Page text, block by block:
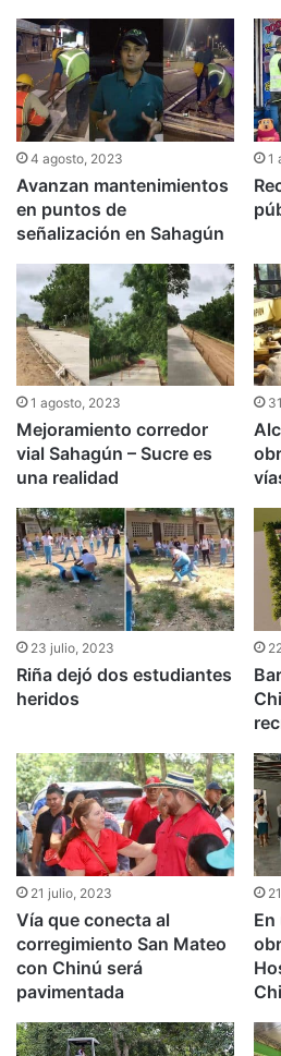
4 agosto, 2023
Avanzan mantenimientos
en puntos de
señalización en Sahagún
1
1 agosto, 2023
Mejoramiento corredor
vial Sahagún – Sucre es
una realidad
23 julio, 2023
Riña dejó dos estudiantes
heridos
21 julio, 2023
Vía que conecta al
corregimiento San Mateo
con Chinú será
pavimentada